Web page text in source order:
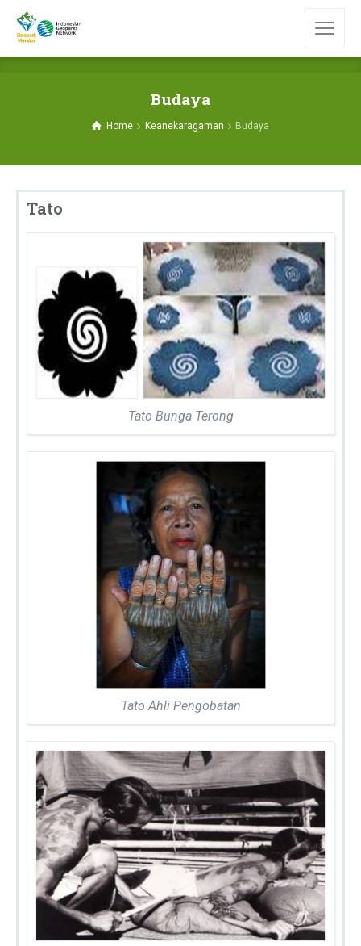
Budaya
Home Keanekaragaman Budaya
Tato
Tato Bunga Terong
Tato Ahli Pengobatan